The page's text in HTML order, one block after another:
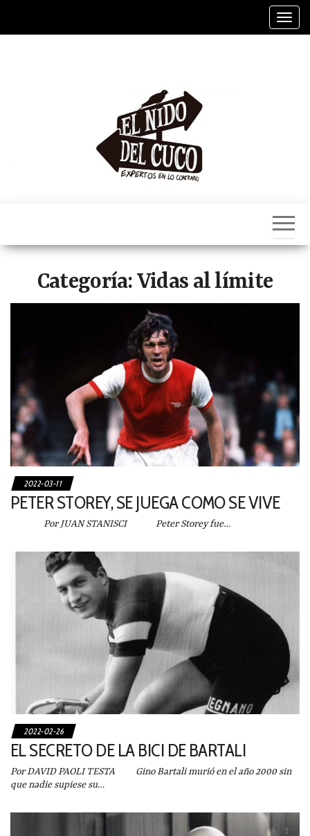
Nido
Del
Cuco
Categoría:Vidas al límite
2022-03-11
PETER STOREY, SE JUEGA COMO SE VIVE
Por JUAN STANISCI Peter Storey fue…
2022-02-26
EL SECRETO DE LA BICI DE BARTALI
Por DAVID PAOLI TESTA Gino Bartali murió en el año 2000 sin
que nadie supiese su…